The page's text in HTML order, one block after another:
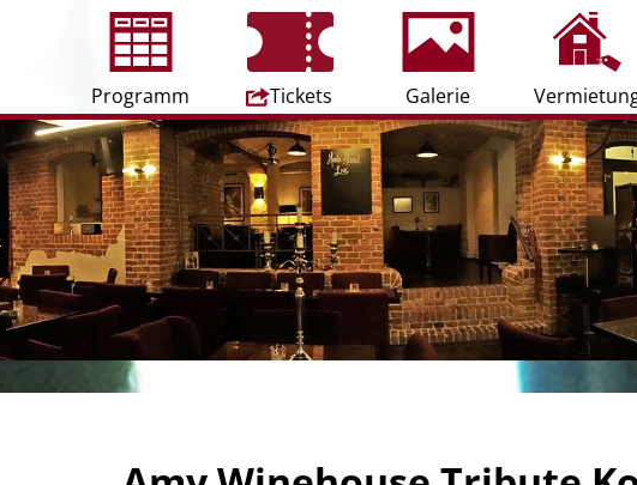
Navigation
überspringen
Programm Tickets Galerie